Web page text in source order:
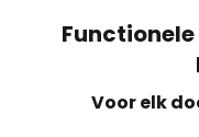
Voor elk